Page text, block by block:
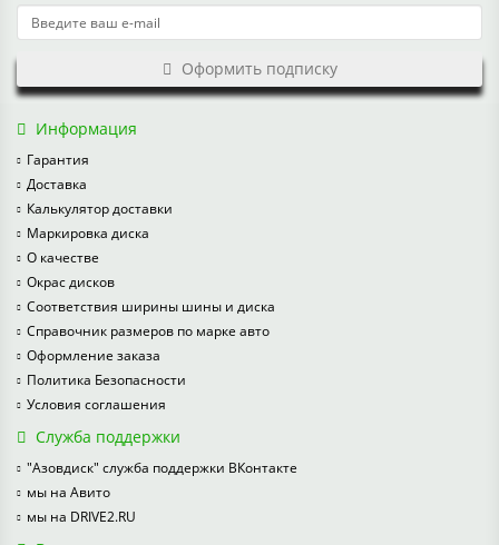
Оформить подписку
Информация
Гарантия
Доставка
Калькулятор доставки
Маркировка диска
О качестве
Окрас дисков
Соответствия ширины шины и диска
Справочник размеров по марке авто
Оформление заказа
Политика Безопасности
Условия соглашения
Служба поддержки
"Азовдиск" служба поддержки ВКонтакте
мы на Авито
мы на DRIVE2.RU